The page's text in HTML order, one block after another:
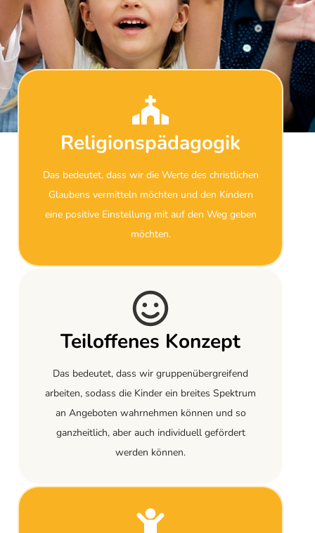
Religionspädagogik
Das bedeutet, dass wir die Werte des christlichen
Glaubens vermitteln möchten und den Kindern
eine positive Einstellung mit auf den Weg geben
möchten.
Teiloffenes Konzept
Das bedeutet, dass wir gruppenübergreifend
arbeiten, sodass die Kinder ein breites Spektrum
an Angeboten wahrnehmen können und so
ganzheitlich, aber auch individuell gefördert
werden können.